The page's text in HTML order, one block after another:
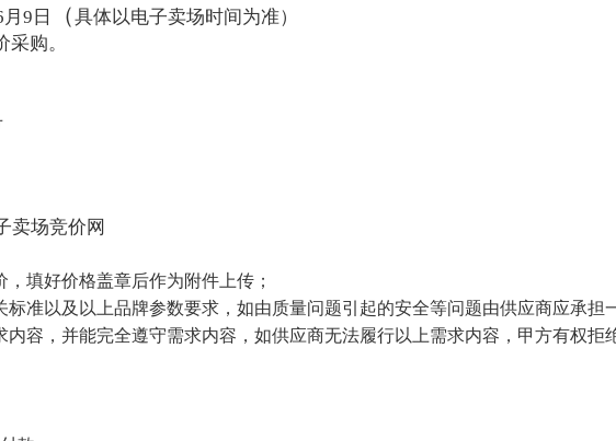
月 9 日 （具体以电子卖场时间为准）
采购。
卖场竞价网
填好价格盖章后作为附件上传；
准以及以上品牌参数要求，如由质量问题引起的安全等问题由供应商应承担
容，并能完全遵守需求内容，如供应商无法履行以上需求内容，甲方有权